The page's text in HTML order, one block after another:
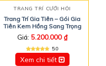
TRANG TRÍ CƯỚI HỎI
Trang Trí Gia Tiên – Gói Gia
Tiên Kem Hồng Sang Trọng
Giá: 5.200.000₫
5.0
Xem chi tiết